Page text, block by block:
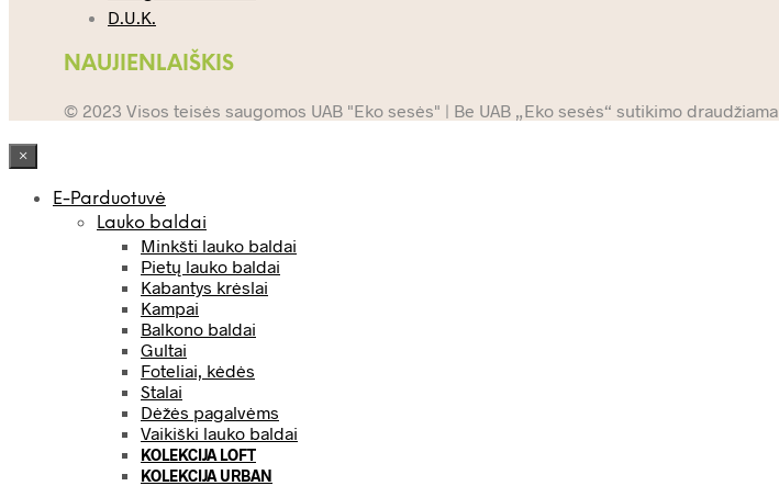
D.U.K.
NAUJIENLAIŠKIS
© 2023 Visos teisės saugomos UAB "Eko sesės" | Be UAB „Eko sesės“ sutikimo
×
E-Parduotuvė
Lauko baldai
Minkšti lauko baldai
Pietų lauko baldai
Kabantys krėslai
Kampai
Balkono baldai
Gultai
Foteliai, kėdės
Stalai
Dėžės pagalvėms
Vaikiški lauko baldai
KOLEKCIJA LOFT
KOLEKCIJA URBAN